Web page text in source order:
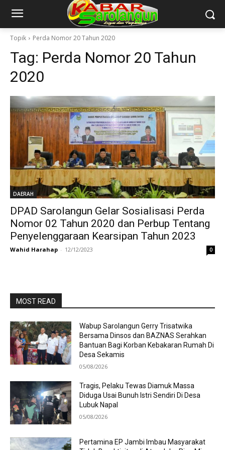
Topik Perda Nomor 20 Tahun 2020
Tag: Perda Nomor 20 Tahun
2020
DAERAH
DPAD Sarolangun Gelar Sosialisasi Perda
Nomor 02 Tahun 2020 dan Perbup Tentang
Penyelenggaraan Kearsipan Tahun 2023
Wahid Harahap - 12/12/2023 0
MOST READ
Wabup Sarolangun Gerry Trisatwika
Bersama Dinsos dan BAZNAS Serahkan
Bantuan Bagi Korban Kebakaran Rumah Di
Desa Sekamis
05/08/2026
Tragis, Pelaku Tewas Diamuk Massa
Diduga Usai Bunuh Istri Sendiri Di Desa
Lubuk Napal
05/08/2026
Pertamina EP Jambi Imbau Masyarakat